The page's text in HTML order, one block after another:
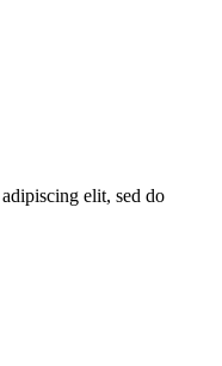
elit, sed do